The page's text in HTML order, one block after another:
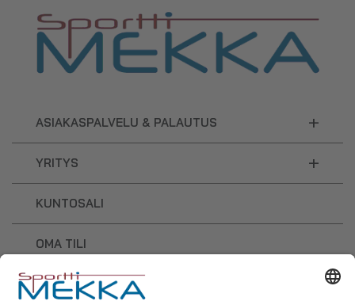
ASIAKASPALVELU & PALAUTUS +
YRITYS +
KUNTOSALI
OMA TILI
OSTOSKORI